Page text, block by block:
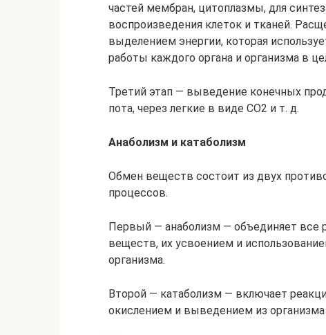
частей мембран, цитоплазмы, для
воспроизведения клеток и тканей.
выделением энергии, которая
работы каждого органа и организма в
Третий этап — выведение конечных
пота, через легкие в виде CO2 и т. д.
Анаболизм и катаболизм
Обмен веществ состоит из двух
процессов.
Первый — анаболизм — объединяет все
веществ, их усвоением и
организма.
Второй — катаболизм — включает
окислением и выведением из организма